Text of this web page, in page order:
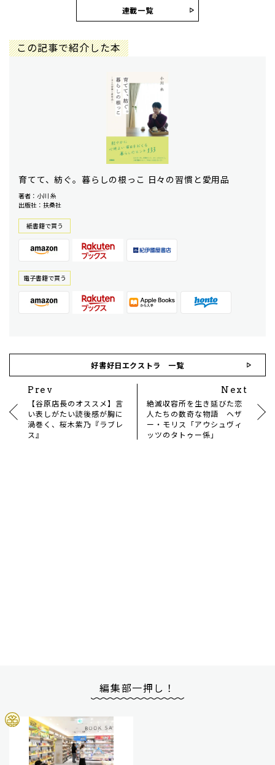
連載一覧
この記事で紹介した本
育てて、紡ぐ。暮らしの根っこ 日々の習慣と愛用品
著者：小川 糸
出版社：扶桑社
紙書籍で買う
電⼦書籍で買う
好書好日エクストラ 一覧
Prev
【谷原店長のオススメ】言
い表しがたい読後感が胸に
渦巻く、桜木紫乃『ラブレ
ス』
Next
絶滅収容所を生き延びた恋
人たちの数奇な物語 ヘザ
ー・モリス「アウシュヴィ
ッツのタトゥー係」
編集部一押し！